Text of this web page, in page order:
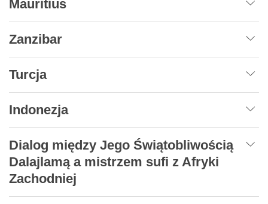
Mauritius
Zanzibar
Turcja
Indonezja
Dialog między Jego Świątobliwością
Dalajlamą a mistrzem sufi z Afryki
Zachodniej